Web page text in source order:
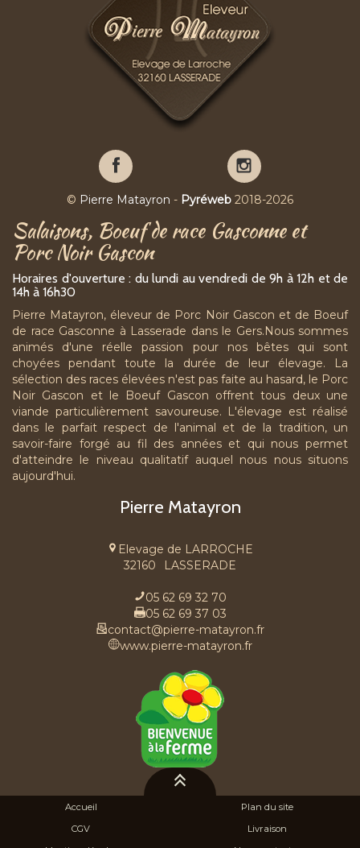
Pierre
sur
Pierre
sur
© Pierre Matayron - Pyréweb2018-2026
Salaisons, Boeuf de race Gasconne et
Porc Noir Gascon
Horaires d'ouverture : du lundi au vendredi de 9h à 12h et de
14h à 16h30
Pierre Matayron, éleveur de Porc Noir Gascon et de Boeuf
de race Gasconne à Lasserade dans le Gers.Nous sommes
animés d'une réelle passion pour nos bêtes qui sont
choyées pendant toute la durée de leur élevage. La
sélection des races élevées n'est pas faite au hasard, le Porc
Noir Gascon et le Boeuf Gascon offrent tous deux une
viande particulièrement savoureuse. L'élevage est réalisé
dans le parfait respect de l'animal et de la tradition, un
savoir-faire forgé au fil des années et qui nous permet
d'atteindre le niveau qualitatif auquel nous nous situons
aujourd'hui.
Pierre Matayron
Elevage de LARROCHE
32160
LASSERADE
05 62 69 32 70
05 62 69 37 03
contact@pierre-matayron.fr
www.pierre-matayron.fr
Accueil
Plan du site
CGV
Livraison